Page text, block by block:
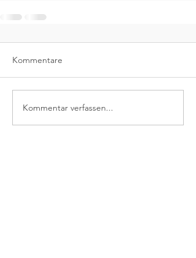
Kommentare
Kommentar verfassen...